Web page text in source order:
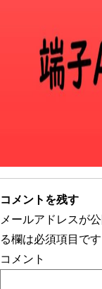
コメントを残す
メールアドレスが
る欄は必須項目です
コメント